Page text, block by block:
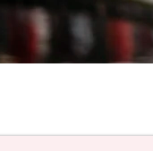
genossenschaft
epaper login